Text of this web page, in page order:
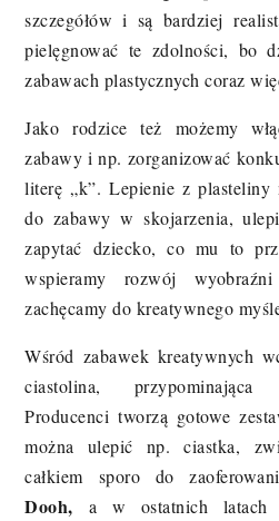
szczegółów i są bardziej
pielęgnować te zdolności, bo
zabawach plastycznych coraz
Jako rodzice też możemy
zabawy i np. zorganizować
literę „k”. Lepienie z plasteliny
do zabawy w skojarzenia,
zapytać dziecko, co mu to
wspieramy rozwój
zachęcamy do kreatywnego
Wśród zabawek kreatywnych
ciastolina, przypominająca
Producenci tworzą gotowe
można ulepić np. ciastka,
całkiem sporo do
Dooh,
a w ostatnich latach